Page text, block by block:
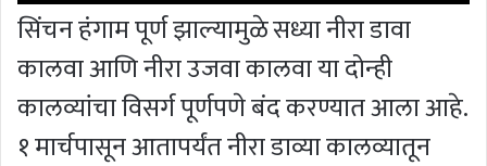
सिंचन हंगाम पूर्ण झाल्यामुळे सध्या नीरा डावा
कालवा आणि नीरा उजवा कालवा या दोन्ही
कालव्यांचा विसर्ग पूर्णपणे बंद करण्यात आला आहे.
१ मार्चपासून आतापर्यंत नीरा डाव्या कालव्यातून